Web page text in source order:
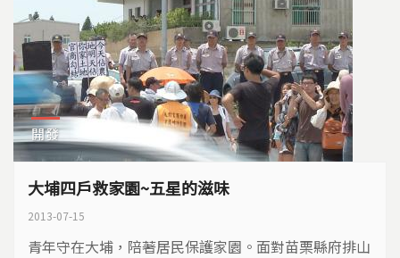
開發
大埔四戶救家園~五星的滋味
2013-07-15
青年守在大埔，陪著居民保護家園。面對苗栗縣府排山